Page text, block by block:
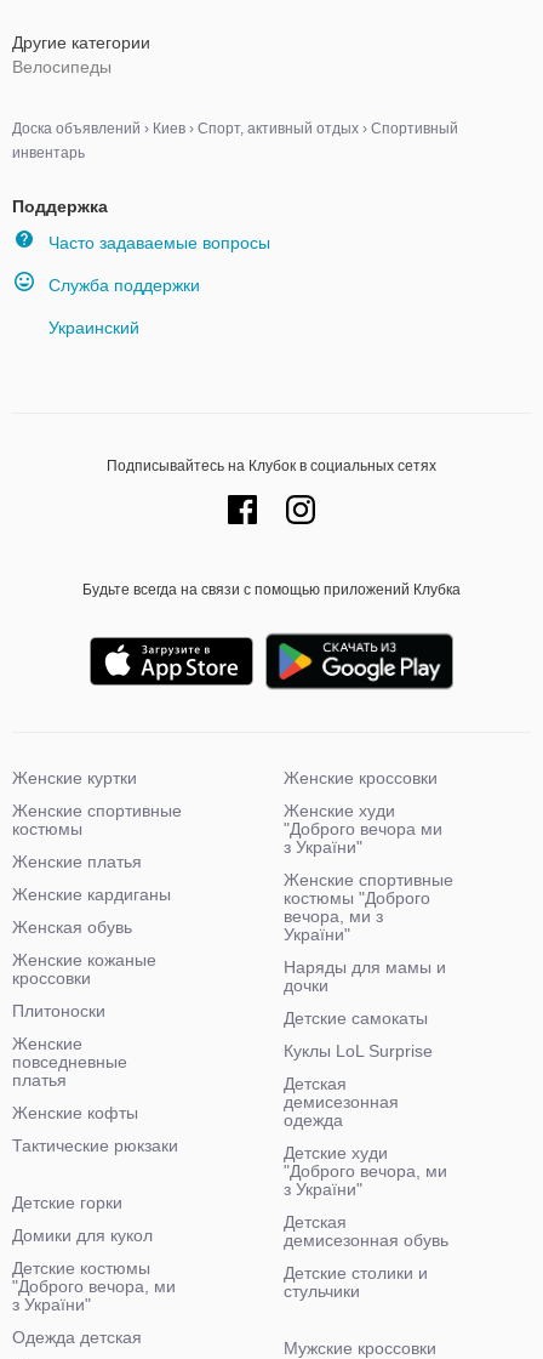
Другие категории
Велосипеды
Доска объявлений › Киев › Спорт, активный отдых › Спортивный
инвентарь
Поддержка
Часто задаваемые вопросы
Служба поддержки
Украинский
Подписывайтесь на Клубок в социальных сетях
Будьте всегда на связи с помощью приложений Клубка
Женские куртки
Женские спортивные
костюмы
Женские платья
Женские кардиганы
Женская обувь
Женские кожаные
кроссовки
Плитоноски
Женские
повседневные
платья
Женские кофты
Тактические рюкзаки
Женские кроссовки
Женские худи
"Доброго вечора ми
з України"
Женские спортивные
костюмы "Доброго
вечора, ми з
України"
Наряды для мамы и
дочки
Детские самокаты
Куклы LoL Surprise
Детская
демисезонная
одежда
Детские худи
"Доброго вечора, ми
з України"
Детская
демисезонная обувь
Детские столики и
стульчики
Детские горки
Домики для кукол
Детские костюмы
"Доброго вечора, ми
з України"
Одежда детская
Мужские кроссовки